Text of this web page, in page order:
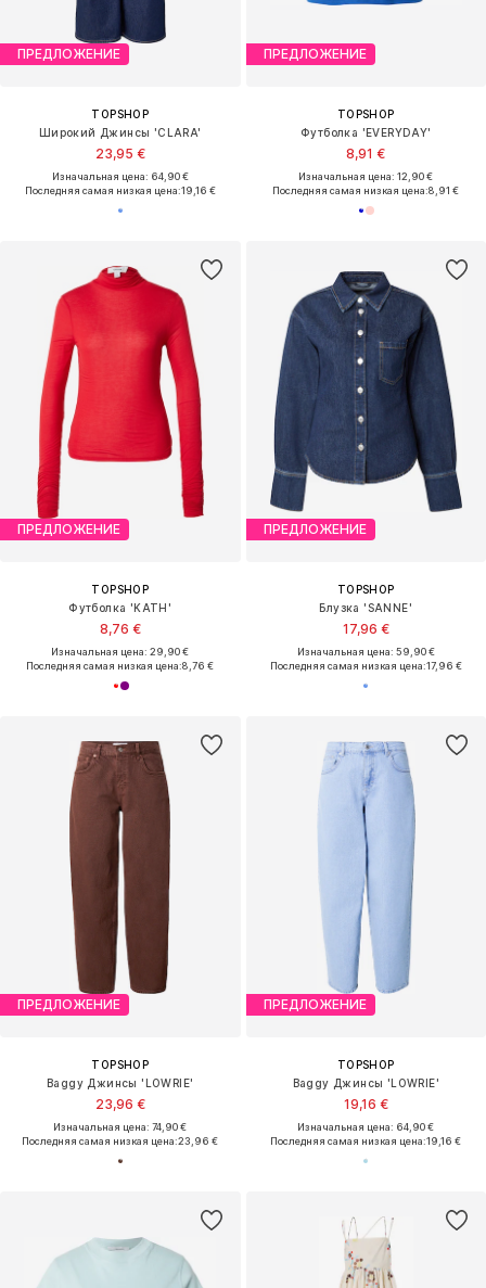
ПРЕДЛОЖЕНИЕ
TOPSHOP
Широкий Джинсы 'CLARA'
23,95 €
Изначальная цена: 64,90 €
Последняя самая низкая цена:19,16 €
ПРЕДЛОЖЕНИЕ
TOPSHOP
Футболка 'EVERYDAY'
8,91 €
Изначальная цена: 12,90 €
Последняя самая низкая цена:8,91 €
ПРЕДЛОЖЕНИЕ
TOPSHOP
Футболка 'KATH'
8,76 €
Изначальная цена: 29,90 €
Последняя самая низкая цена:8,76 €
ПРЕДЛОЖЕНИЕ
TOPSHOP
Блузка 'SANNE'
17,96 €
Изначальная цена: 59,90 €
Последняя самая низкая цена:17,96 €
ПРЕДЛОЖЕНИЕ
TOPSHOP
Baggy Джинсы 'LOWRIE'
23,96 €
Изначальная цена: 74,90 €
Последняя самая низкая цена:23,96 €
ПРЕДЛОЖЕНИЕ
TOPSHOP
Baggy Джинсы 'LOWRIE'
19,16 €
Изначальная цена: 64,90 €
Последняя самая низкая цена:19,16 €